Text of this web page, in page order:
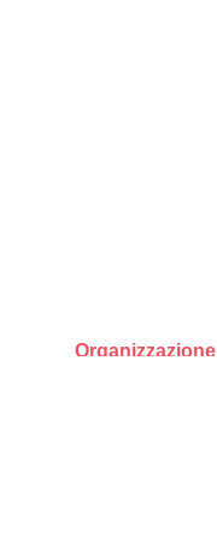
Organizzazione